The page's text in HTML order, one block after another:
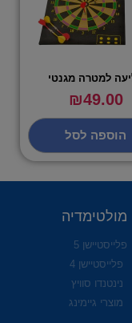
למטרה מגנטי
₪49.00
הוספה לסל
מולטימדיה
פלייסטיישן 5
פלייסטיישן 4
נינטנדו סוויץ
מוצרי גיימינג